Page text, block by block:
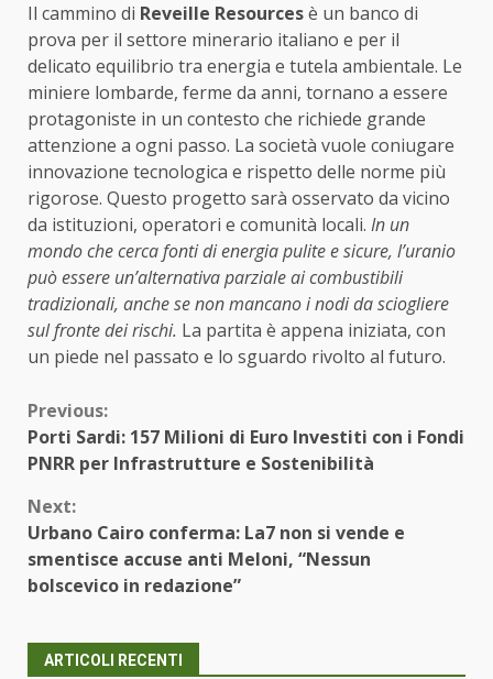
Il cammino di Reveille Resourcesè un banco di
prova per il settore minerario italiano e per il
delicato equilibrio tra energia e tutela ambientale. Le
miniere lombarde, ferme da anni, tornano a essere
protagoniste in un contesto che richiede grande
attenzione a ogni passo. La società vuole coniugare
innovazione tecnologica e rispetto delle norme più
rigorose. Questo progetto sarà osservato da vicino
da istituzioni, operatori e comunità locali. In un
mondo che cerca fonti di energia pulite e sicure, l’uranio
può essere un’alternativa parziale ai combustibili
tradizionali, anche se non mancano i nodi da sciogliere
sul fronte dei rischi. La partita è appena iniziata, con
un piede nel passato e lo sguardo rivolto al futuro.
Continue
Reading
Previous:
Porti Sardi: 157 Milioni di Euro Investiti con i Fondi
PNRR per Infrastrutture e Sostenibilità
Next:
Urbano Cairo conferma: La7 non si vende e
smentisce accuse anti Meloni, “Nessun
bolscevico in redazione”
ARTICOLI RECENTI